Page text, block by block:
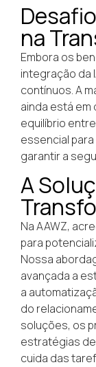
na
Embora os
integração da
contínuos. A
ainda está
equilíbrio
essencial
garantir a
A
Na AAWZ,
para
Nossa
avançada a
a
do
soluções, os
estratégias
cuida das